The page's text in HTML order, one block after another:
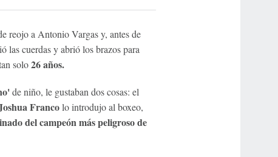
reojo a Antonio Vargas y, antes de
las cuerdas y abrió los brazos para
solo26 años.
de niño, le gustaban dos cosas: el
Francolo introdujo al boxeo,
del campeón más peligroso de